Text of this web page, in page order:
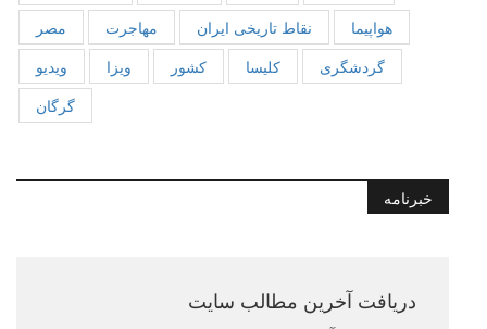
مصر
مهاجرت نقاط تاریخی ایران
هواپیما
ویدیو
ویزا کشور کلیسا
گردشگری
گرگان
خبرنامه
دریافت آخرین مطالب سایت